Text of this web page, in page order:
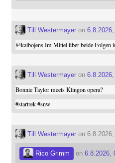
Till Westermayeron
@kaibojensIm Mittel über beide Folgen
Till Westermayeron
Bonnie Taylor meets Klingon opera?
#startrek #snw
Till Westermayeron 6.8.2026,
Rico Grimm on 6.8.2026,